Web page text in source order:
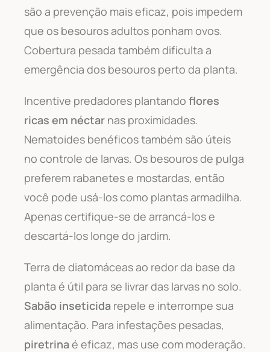
são a prevenção mais eficaz, pois impedem
que os besouros adultos ponham ovos.
Cobertura pesada também dificulta a
emergência dos besouros perto da planta.
Incentive predadores plantando flores
ricas em néctar nas proximidades.
Nematoides benéficos também são úteis
no controle de larvas. Os besouros de pulga
preferem rabanetes e mostardas, então
você pode usá-los como plantas armadilha.
Apenas certifique-se de arrancá-los e
descartá-los longe do jardim.
Terra de diatomáceas ao redor da base da
planta é útil para se livrar das larvas no solo.
Sabão inseticida repele e interrompe sua
alimentação. Para infestações pesadas,
piretrina é eficaz, mas use com moderação.